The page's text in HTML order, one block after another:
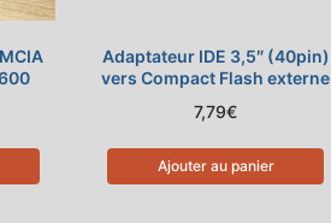
Adaptateur IDE 3,5″ (40pin)
vers Compact Flash externe
7,79€
Ajouter au panier